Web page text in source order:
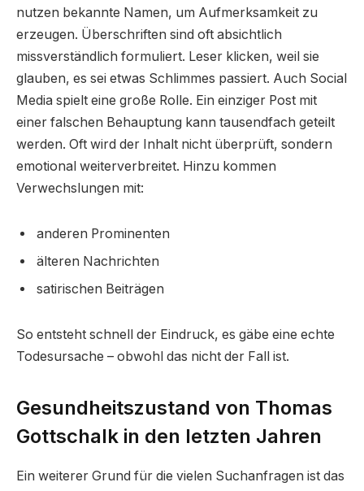
nutzen bekannte Namen, um Aufmerksamkeit zu
erzeugen. Überschriften sind oft absichtlich
missverständlich formuliert. Leser klicken, weil sie
glauben, es sei etwas Schlimmes passiert. Auch Social
Media spielt eine große Rolle. Ein einziger Post mit
einer falschen Behauptung kann tausendfach geteilt
werden. Oft wird der Inhalt nicht überprüft, sondern
emotional weiterverbreitet. Hinzu kommen
Verwechslungen mit:
anderen Prominenten
älteren Nachrichten
satirischen Beiträgen
So entsteht schnell der Eindruck, es gäbe eine echte
Todesursache – obwohl das nicht der Fall ist.
Gesundheitszustand von Thomas
Gottschalk in den letzten Jahren
Ein weiterer Grund für die vielen Suchanfragen ist das